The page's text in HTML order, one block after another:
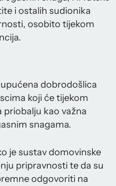
i ostalih sudionika
osobito tijekom
dobrodošlica
koji će tijekom
priobalju kao važna
snagama.
je sustav domovinske
pripravnosti te da su
odgovoriti na